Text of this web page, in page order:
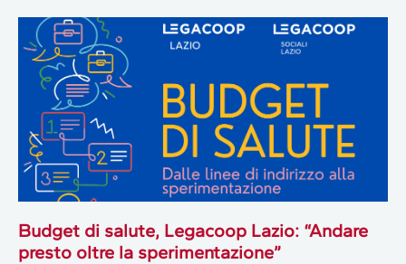
Budget di salute, Legacoop Lazio: “Andare
presto oltre la sperimentazione”